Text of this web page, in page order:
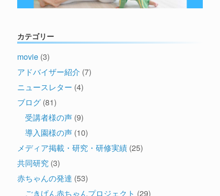
カテゴリー
movie (3)
アドバイザー紹介 (7)
ニュースレター (4)
ブログ (81)
受講者様の声 (9)
導入園様の声 (10)
メディア掲載・研究・研修実績 (25)
共同研究 (3)
赤ちゃんの発達 (53)
ごきげん赤ちゃんプロジェクト (29)